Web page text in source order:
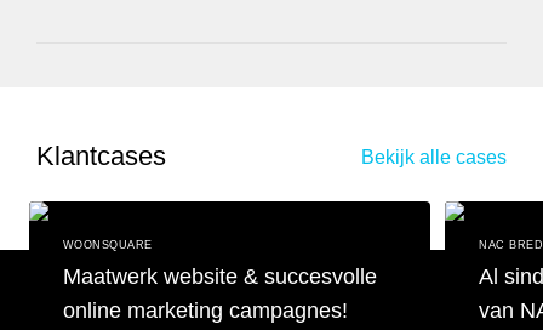
Klantcases Bekijk alle cases
WOONSQUARE
Maatwerk website & succesvolle
online marketing campagnes!
NAC
Al
van